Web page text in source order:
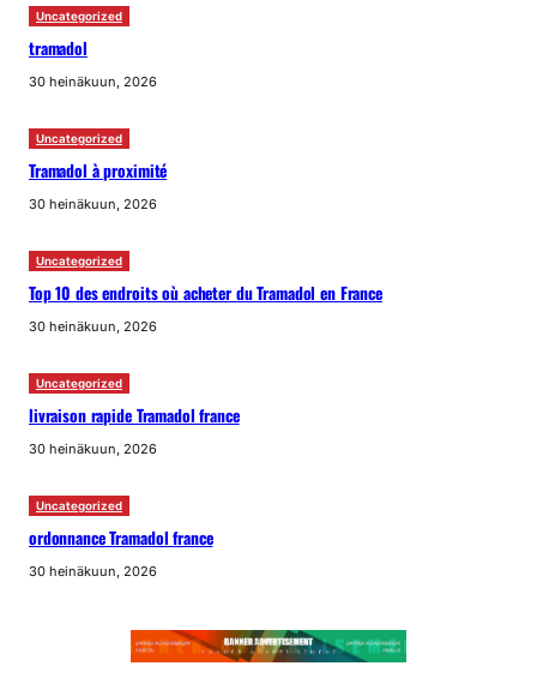
Uncategorized
tramadol
30 heinäkuun, 2026
Uncategorized
Tramadol à proximité
30 heinäkuun, 2026
Uncategorized
Top 10 des endroits où acheter du Tramadol en France
30 heinäkuun, 2026
Uncategorized
livraison rapide Tramadol france
30 heinäkuun, 2026
Uncategorized
ordonnance Tramadol france
30 heinäkuun, 2026